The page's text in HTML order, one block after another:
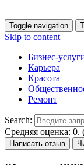
Toggle navigation
Skip to content
Бизнес-
Карьера
Красота
Ремонт
Search:
Средняя оценка: 0.
Написать отзыв